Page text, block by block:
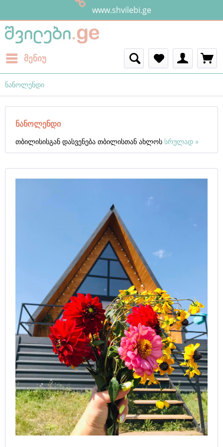
www.shvilebi.ge
მენიუ
ნანოლენდი
ნანოლენდი
თბილისისგან დასვენება თბილისთან ახლოს სრულად »